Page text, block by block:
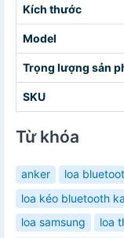
Kích thước
Model
Trọng lượng sản
SKU
Từ khóa
anker loa
loa kéo bluetooth
loa samsung
loa